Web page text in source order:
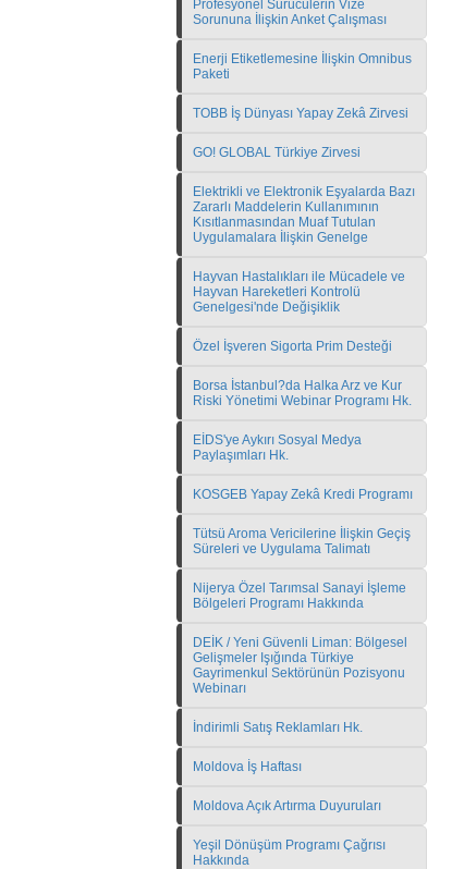
Profesyonel Sürücülerin Vize
Sorununa İlişkin Anket Çalışması
Enerji Etiketlemesine İlişkin Omnibus
Paketi
TOBB İş Dünyası Yapay Zekâ Zirvesi
GO! GLOBAL Türkiye Zirvesi
Elektrikli ve Elektronik Eşyalarda Bazı
Zararlı Maddelerin Kullanımının
Kısıtlanmasından Muaf Tutulan
Uygulamalara İlişkin Genelge
Hayvan Hastalıkları ile Mücadele ve
Hayvan Hareketleri Kontrolü
Genelgesi'nde Değişiklik
Özel İşveren Sigorta Prim Desteği
Borsa İstanbul?da Halka Arz ve Kur
Riski Yönetimi Webinar Programı Hk.
EİDS'ye Aykırı Sosyal Medya
Paylaşımları Hk.
KOSGEB Yapay Zekâ Kredi Programı
Tütsü Aroma Vericilerine İlişkin Geçiş
Süreleri ve Uygulama Talimatı
Nijerya Özel Tarımsal Sanayi İşleme
Bölgeleri Programı Hakkında
DEİK / Yeni Güvenli Liman: Bölgesel
Gelişmeler Işığında Türkiye
Gayrimenkul Sektörünün Pozisyonu
Webinarı
İndirimli Satış Reklamları Hk.
Moldova İş Haftası
Moldova Açık Artırma Duyuruları
Yeşil Dönüşüm Programı Çağrısı
Hakkında